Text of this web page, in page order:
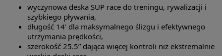
wyczynowa deska SUP race do treningu, rywalizacji i
szybkiego pływania,
długość 14’ dla maksymalnego ślizgu i efektywnego
utrzymania prędkości,
szerokość 25.5” dająca więcej kontroli niż ekstremalnie